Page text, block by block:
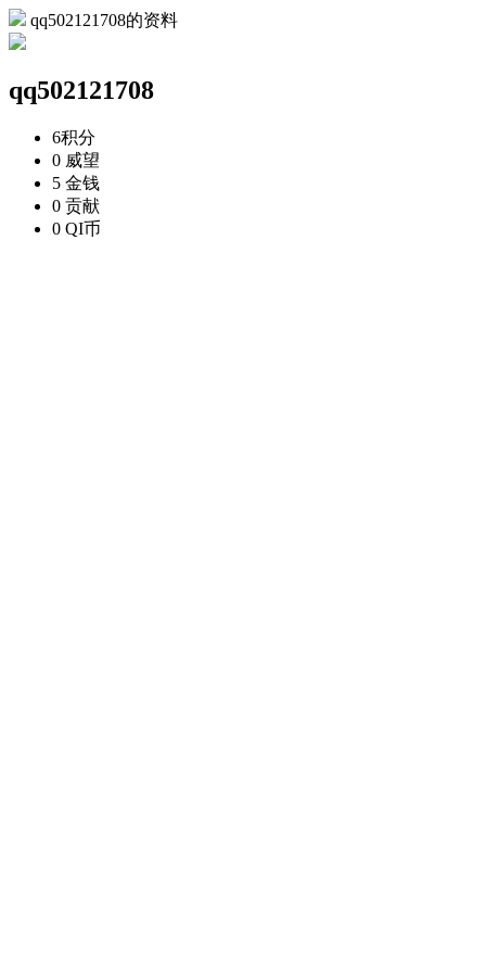
qq502121708的资料
qq502121708
6积分
0 威望
5 金钱
0 贡献
0 QI币